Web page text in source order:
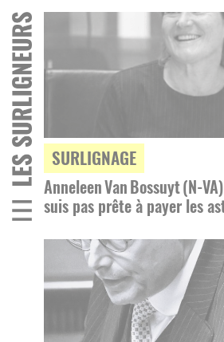
SURLIGNAGE
Anneleen Van Bossuyt (N-
suis pas prête à payer les